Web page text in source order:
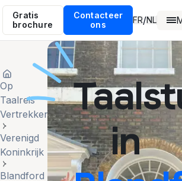
Gratis
brochure
Contacteer
ons
FR/NL
Op
Taalreis
Vertrekken
Verenigd
Koninkrijk
Blandford
in